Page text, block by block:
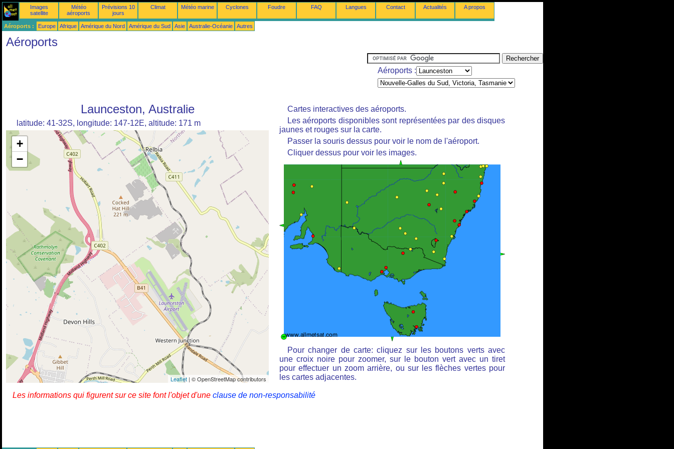
Images
satellite
Météo
aéroports
Prévisions 10
jours
Climat Météo marine Cyclones Foudre FAQ Langues Contact Actualités A propos
Aéroports : Europe Afrique Amérique du Nord Amérique du Sud Asie Australie-Océanie Autres
Aéroports
Aéroports :
Launceston, Australie
latitude: 41-32S, longitude: 147-12E, altitude: 171 m
+
−
Leaflet | © OpenStreetMap contributors
Cartes interactives des aéroports.
Les aéroports disponibles sont représentées par des disques
jaunes et rouges sur la carte.
Passer la souris dessus pour voir le nom de l'aéroport.
Cliquer dessus pour voir les images.
Pour changer de carte: cliquez sur les boutons verts avec
une croix noire pour zoomer, sur le bouton vert avec un tiret
pour effectuer un zoom arrière, ou sur les flèches vertes pour
les cartes adjacentes.
Les informations qui figurent sur ce site font l'objet d'une clause de non-responsabilité